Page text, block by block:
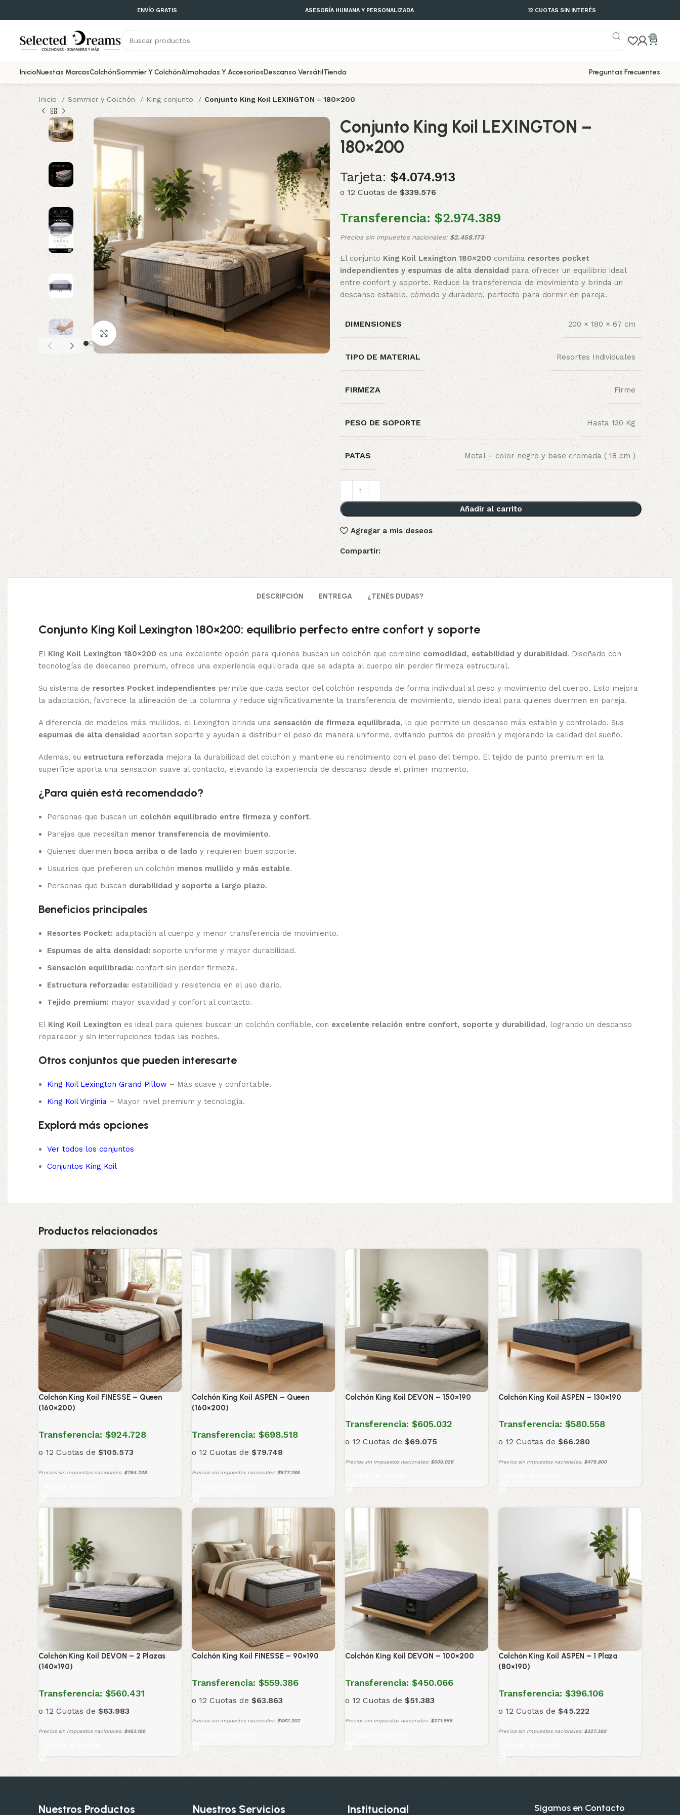
ENVÍO GRATIS ASESORÍA HUMANA Y PERSONALIZADA 12 CUOTAS SIN INTERÉS
0
InicioNuestas MarcasColchónSommier Y ColchónAlmohadas Y AccesoriosDescanso VersátilTienda Preguntas Frecuentes
Inicio Sommier y Colchón King conjunto Conjunto King Koil LEXINGTON – 180×200
Click to enlarge
Conjunto King Koil LEXINGTON –
180×200
Tarjeta:$4.074.913
o 12 Cuotas de$339.576
Transferencia:$2.974.389
Precios sin impuestos nacionales: $2.458.173
El conjuntoKing Koil Lexington 180×200combina resortes pocket
independientes y espumas de alta densidad para ofrecer un equilibrio ideal
entre confort y soporte. Reduce la transferencia de movimiento y brinda un
descanso estable, cómodo y duradero, perfecto para dormir en pareja.
DIMENSIONES 200 × 180 × 67 cm
TIPO DE MATERIAL Resortes Individuales
FIRMEZA Firme
PESO DE SOPORTE Hasta 130 Kg
PATAS Metal – color negro y base cromada ( 18 cm )
Añadir al carrito
Agregar a mis deseos
Compartir:
DESCRIPCIÓN ENTREGA ¿TENÉS DUDAS?
Conjunto King Koil Lexington 180×200: equilibrio perfecto entre confort y soporte
El King Koil Lexington 180×200 es una excelente opción para quienes buscan un colchón que combine comodidad, estabilidad y durabilidad. Diseñado con
tecnologías de descanso premium, ofrece una experiencia equilibrada que se adapta al cuerpo sin perder firmeza estructural.
Su sistema de resortes Pocket independientes permite que cada sector del colchón responda de forma individual al peso y movimiento del cuerpo. Esto mejora
la adaptación, favorece la alineación de la columna y reduce significativamente la transferencia de movimiento, siendo ideal para quienes duermen en pareja.
A diferencia de modelos más mullidos, el Lexington brinda una sensación de firmeza equilibrada, lo que permite un descanso más estable y controlado. Sus
espumas de alta densidad aportan soporte y ayudan a distribuir el peso de manera uniforme, evitando puntos de presión y mejorando la calidad del sueño.
Además, su estructura reforzada mejora la durabilidad del colchón y mantiene su rendimiento con el paso del tiempo. El tejido de punto premium en la
superficie aporta una sensación suave al contacto, elevando la experiencia de descanso desde el primer momento.
¿Para quién está recomendado?
Personas que buscan un colchón equilibrado entre firmeza y confort.
Parejas que necesitan menor transferencia de movimiento.
Quienes duermen boca arriba o de lado y requieren buen soporte.
Usuarios que prefieren un colchón menos mullido y más estable.
Personas que buscan durabilidad y soporte a largo plazo.
Beneficios principales
Resortes Pocket: adaptación al cuerpo y menor transferencia de movimiento.
Espumas de alta densidad: soporte uniforme y mayor durabilidad.
Sensación equilibrada: confort sin perder firmeza.
Estructura reforzada: estabilidad y resistencia en el uso diario.
Tejido premium: mayor suavidad y confort al contacto.
El King Koil Lexington es ideal para quienes buscan un colchón confiable, con excelente relación entre confort, soporte y durabilidad, logrando un descanso
reparador y sin interrupciones todas las noches.
Otros conjuntos que pueden interesarte
King Koil Lexington Grand Pillow – Más suave y confortable.
King Koil Virginia – Mayor nivel premium y tecnología.
Explorá más opciones
Ver todos los conjuntos
Conjuntos King Koil
Productos relacionados
Colchón King Koil FINESSE – Queen
(160×200)
Transferencia: $924.728
o 12 Cuotas de $105.573
Precios sin impuestos nacionales: $764.238
Colchón King Koil ASPEN – Queen
(160×200)
Transferencia: $698.518
o 12 Cuotas de $79.748
Precios sin impuestos nacionales: $577.288
Colchón King Koil DEVON – 150×190
Transferencia: $605.032
o 12 Cuotas de $69.075
Precios sin impuestos nacionales: $500.026
Colchón King Koil ASPEN – 130×190
Transferencia: $580.558
o 12 Cuotas de $66.280
Precios sin impuestos nacionales: $479.800
Colchón King Koil DEVON – 2 Plazas
(140×190)
Transferencia: $560.431
o 12 Cuotas de $63.983
Precios sin impuestos nacionales: $463.166
Colchón King Koil FINESSE – 90×190
Transferencia: $559.386
o 12 Cuotas de $63.863
Precios sin impuestos nacionales: $462.302
Colchón King Koil DEVON – 100×200
Transferencia: $450.066
o 12 Cuotas de $51.383
Precios sin impuestos nacionales: $371.955
Colchón King Koil ASPEN – 1 Plaza
(80×190)
Transferencia: $396.106
o 12 Cuotas de $45.222
Precios sin impuestos nacionales: $327.360
Nuestros Productos Nuestros Servicios Institucional Sigamos en Contacto